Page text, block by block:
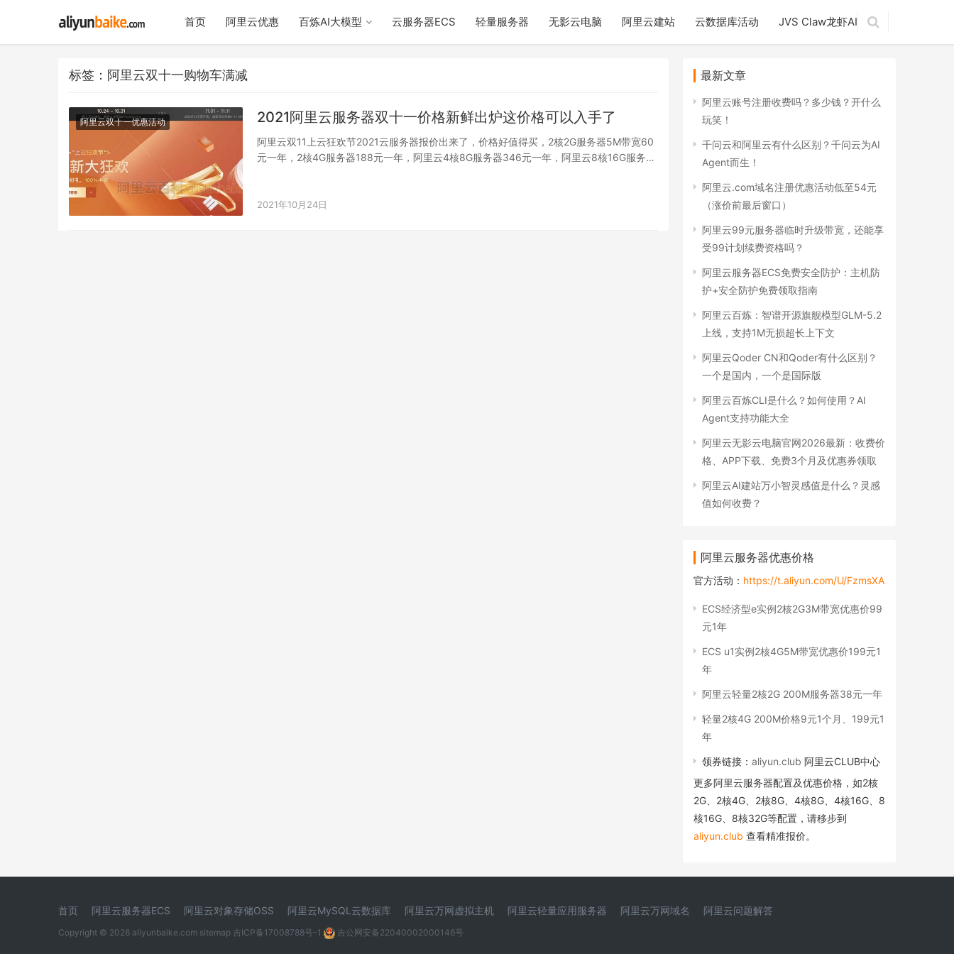
首页 阿里云优惠 百炼AI大模型 云服务器ECS 轻量服务器 无影云电脑 阿里云建站 云数据库活动 JVS Claw龙虾AI
标签：阿里云双十一购物车满减
阿里云双十一优惠活动 2021阿里云服务器双十一价格新鲜出炉这价格可以入手了
阿里云双11上云狂欢节2021云服务器报价出来了，价格好值得买，2核2G服务器5M带宽60
元一年，2核4G服务器188元一年，阿里云4核8G服务器346元一年，阿里云8核16G服务…
2021年10月24日
最新文章
阿里云账号注册收费吗？多少钱？开什么
玩笑！
千问云和阿里云有什么区别？千问云为AI
Agent而生！
阿里云.com域名注册优惠活动低至54元
（涨价前最后窗口）
阿里云99元服务器临时升级带宽，还能享
受99计划续费资格吗？
阿里云服务器ECS免费安全防护：主机防
护+安全防护免费领取指南
阿里云百炼：智谱开源旗舰模型GLM-5.2
上线，支持1M无损超长上下文
阿里云Qoder CN和Qoder有什么区别？
一个是国内，一个是国际版
阿里云百炼CLI是什么？如何使用？AI
Agent支持功能大全
阿里云无影云电脑官网2026最新：收费价
格、APP下载、免费3个月及优惠券领取
阿里云AI建站万小智灵感值是什么？灵感
值如何收费？
阿里云服务器优惠价格
官方活动： https://t.aliyun.com/U/FzmsXA
ECS经济型e实例2核2G3M带宽优惠价99
元1年
ECS u1实例2核4G5M带宽优惠价199元1
年
阿里云轻量2核2G 200M服务器38元一年
轻量2核4G 200M价格9元1个月、199元1
年
领券链接： aliyun.club 阿里云CLUB中心
更多阿里云服务器配置及优惠价格，如2核
2G、2核4G、2核8G、4核8G、4核16G、8
核16G、8核32G等配置，请移步到
aliyun.club 查看精准报价。
首页 阿里云服务器ECS 阿里云对象存储OSS 阿里云MySQL云数据库 阿里云万网虚拟主机 阿里云轻量应用服务器 阿里云万网域名 阿里云问题解答
Copyright © 2026 aliyunbaike.com sitemap 吉ICP备17008788号-1 吉公网安备22040002000146号